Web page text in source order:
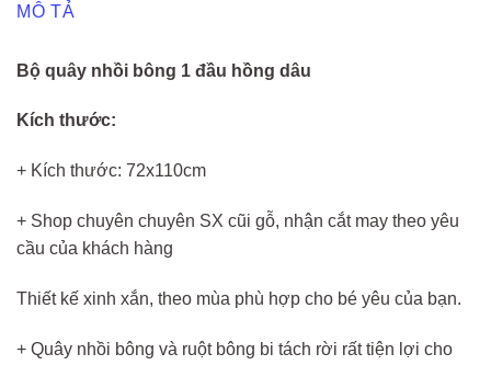
MÔ TẢ
Bộ quây nhồi bông 1 đầu hồng dâu
Kích thước:
+ Kích thước: 72x110cm
+ Shop chuyên chuyên SX cũi gỗ, nhận cắt may theo yêu
cầu của khách hàng
Thiết kế xinh xắn, theo mùa phù hợp cho bé yêu của bạn.
+ Quây nhồi bông và ruột bông bi tách rời rất tiện lợi cho